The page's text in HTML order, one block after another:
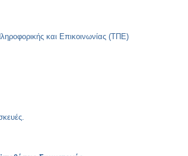
και Επικοινωνίας (ΤΠΕ)